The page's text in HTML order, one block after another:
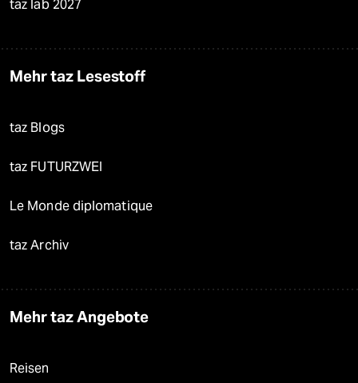
taz lab 2027
Mehr taz Lesestoff
taz Blogs
taz FUTURZWEI
Le Monde diplomatique
taz Archiv
Mehr taz Angebote
Reisen